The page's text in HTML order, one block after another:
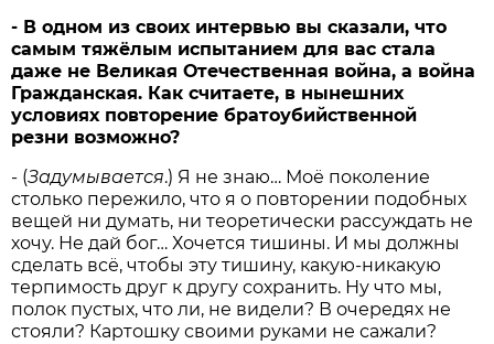
- В одном из своих интервью вы сказали, что
самым тяжёлым испытанием для вас стала
даже не Великая Отечественная война, а война
Гражданская. Как считаете, в нынешних
условиях повторение братоубийственной
резни возможно?
- (Задумывается.) Я не знаю… Моё поколение
столько пережило, что я о повторении подобных
вещей ни думать, ни тео­ретически рассуждать не
хочу. Не дай бог… Хочется тишины. И мы должны
сделать всё, чтобы эту тишину, какую-никакую
терпимость друг к другу сохранить. Ну что мы,
полок пустых, что ли, не видели? В очередях не
стояли? Картошку своими руками не сажали?